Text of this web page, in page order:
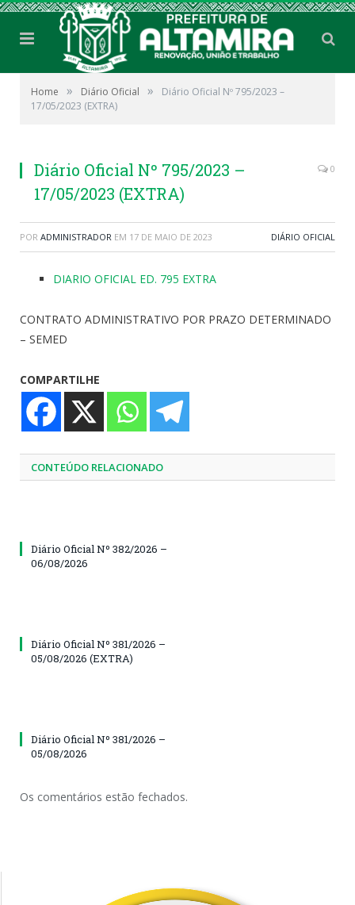
Home » Diário Oficial »
Diário Oficial Nº 795/2023 –
17/05/2023 (EXTRA)
Diário Oficial Nº 795/2023 –
17/05/2023 (EXTRA)
0
POR ADMINISTRADOR EM 17 DE MAIO DE 2023 DIÁRIO OFICIAL
DIARIO OFICIAL ED. 795 EXTRA
CONTRATO ADMINISTRATIVO POR PRAZO DETERMINADO
– SEMED
COMPARTILHE
CONTEÚDO RELACIONADO
Diário Oficial Nº 382/2026 –
06/08/2026
Diário Oficial Nº 381/2026 –
05/08/2026 (EXTRA)
Diário Oficial Nº 381/2026 –
05/08/2026
Os comentários estão fechados.